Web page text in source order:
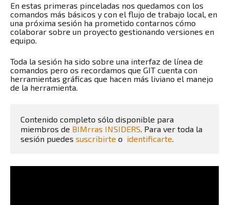
En estas primeras pinceladas nos quedamos con los
comandos más básicos y con el flujo de trabajo local, en
una próxima sesión ha prometido contarnos cómo
colaborar sobre un proyecto gestionando versiones en
equipo.
Toda la sesión ha sido sobre una interfaz de línea de
comandos pero os recordamos que GIT cuenta con
herramientas gráficas que hacen más liviano el manejo
de la herramienta.
Contenido completo sólo disponible para
miembros de BIMrras INSIDERS. Para ver toda la
sesión puedes suscribirte o identificarte.